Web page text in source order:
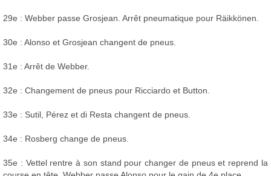
29e : Webber passe Grosjean. Arrêt pneumatique pour Räikkönen.
30e : Alonso et Grosjean changent de pneus.
31e : Arrêt de Webber.
32e : Changement de pneus pour Ricciardo et Button.
33e : Sutil, Pérez et di Resta changent de pneus.
34e : Rosberg change de pneus.
35e : Vettel rentre à son stand pour changer de pneus et reprend la